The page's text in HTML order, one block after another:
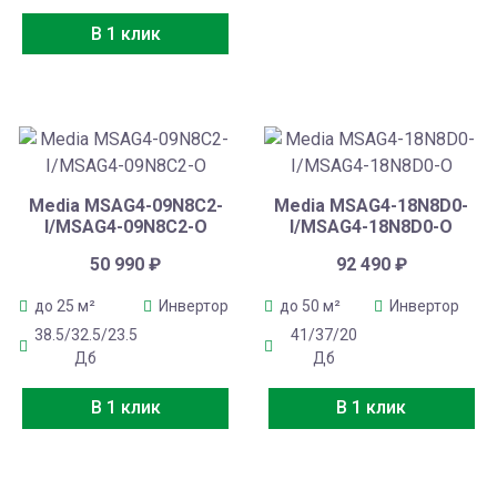
В 1 клик
Media MSAG4-09N8C2-
I/MSAG4-09N8C2-O
50 990₽
до 25 м²
Инвертор
38.5/32.5/23.5
Дб
В 1 клик
Media MSAG4-18N8D0-
I/MSAG4-18N8D0-O
92 490 ₽
до 50 м²
Инвертор
41/37/20
Дб
В 1 клик